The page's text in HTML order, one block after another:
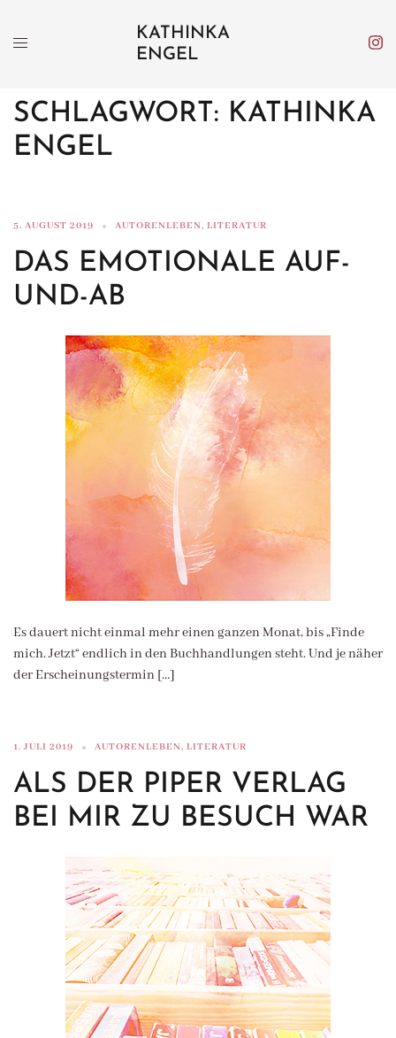
Inhalt
KATHINKA
ENGEL
SCHLAGWORT: KATHINKA
ENGEL
5. AUGUST 2019 AUTORENLEBEN, LITERATUR
DAS EMOTIONALE AUF-
UND-AB
Es dauert nicht einmal mehr einen ganzen Monat, bis „Finde
mich. Jetzt“ endlich in den Buchhandlungen steht. Und je näher
der Erscheinungstermin […]
1. JULI 2019 AUTORENLEBEN, LITERATUR
ALS DER PIPER VERLAG
BEI MIR ZU BESUCH WAR